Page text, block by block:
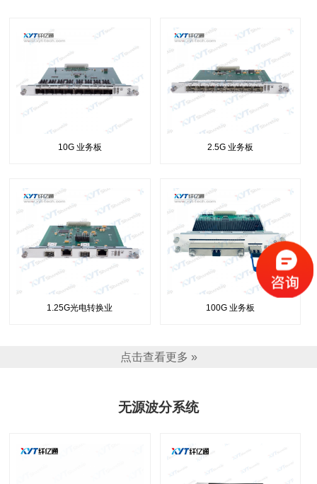
10G 业务板 2.5G 业务板
1.25G光电转换业 100G 业务板
点击查看更多 »
无源波分系统